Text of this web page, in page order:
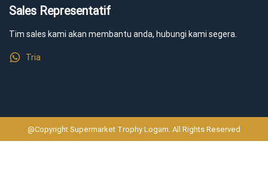
Sales Representatif
Tim sales kami akan membantu anda, hubungi kami segera.
Tria
@Copyright Supermarket Trophy Logam. All Rights Reserved